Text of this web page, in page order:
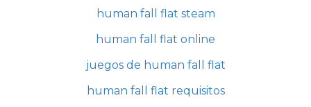
human fall flat steam
human fall flat online
juegos de human fall flat
human fall flat requisitos